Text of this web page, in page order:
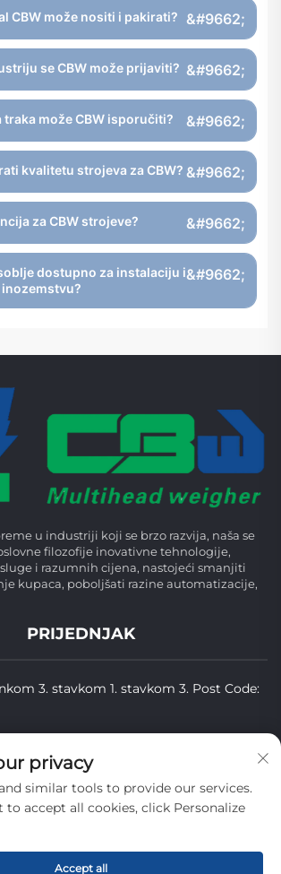
CBW može nositi i pakirati?
se CBW može prijaviti?
traka može CBW isporučiti?
kvalitetu strojeva za CBW?
za CBW strojeve?
dostupno za instalaciju i
u industriji koji se brzo razvija, naša se
filozofije inovativne tehnologije,
i razumnih cijena, nastojeći smanjiti
kupaca, poboljšati razine automatizacije,
PRIJEDNJAK
3. stavkom 1. stavkom 3. Post Code:
privacy
similar tools to provide our services.
to accept all cookies, click Personalize
Accept all